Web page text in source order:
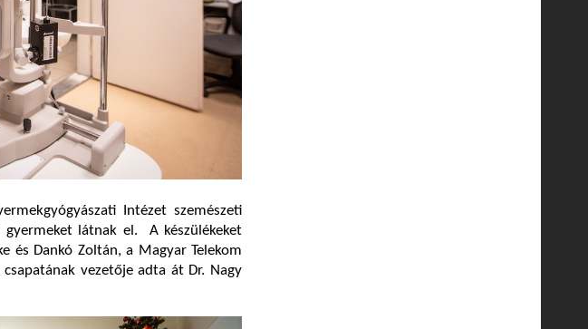
Intézet szemészeti
látnak el. A készülékeket
és Dankó Zoltán, a Magyar Telekom
vezetője adta át Dr. Nagy